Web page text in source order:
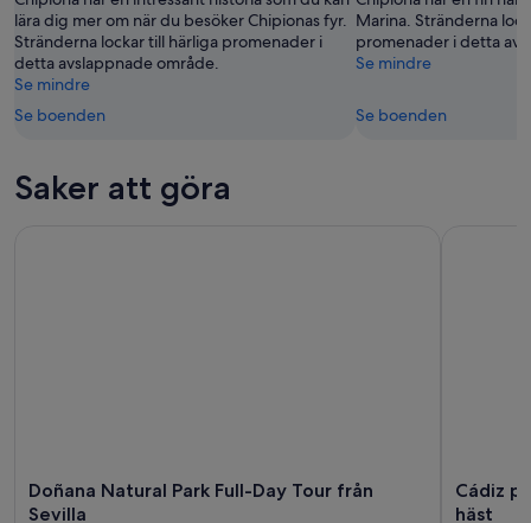
16
aug.
lära dig mer om när du besöker Chipionas fyr.
Stränderna lockar till härliga promenader i
detta avslappnade område.
Se mindre
Se boenden
Marina. Stränderna
promenader i detta
Se mindre
Se boenden
Saker att göra
Doñana Natural Park Full-Day Tour från
Sevilla
Cádiz
häst